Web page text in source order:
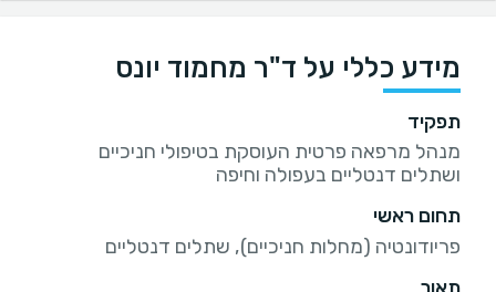
מידע כללי על ד"ר מחמוד יונס
תפקיד
מנהל מרפאה פרטית העוסקת בטיפולי חניכיים
ושתלים דנטליים בעפולה וחיפה
תחום ראשי
פריודונטיה (מחלות חניכיים), שתלים דנטליים